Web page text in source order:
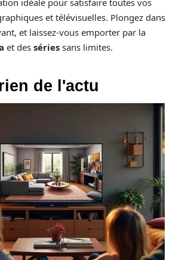
et télévisuelles. Plongez dans
et laissez-vous emporter par la
et des séries sans limites.
de l'actu